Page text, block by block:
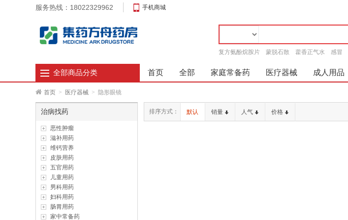
服务热线：18022329962 手机商城
复方氨酚烷胺片 蒙脱石散 藿香正气水 感冒
全部商品分类 首页 全部 家庭常备药 医疗器械 成人用品
首页 > 医疗器械 > 隐形眼镜
治病找药
恶性肿瘤
滋补用药
维钙营养
皮肤用药
五官用药
儿童用药
男科用药
妇科用药
肠胃用药
家中常备药
排序方式： 默认 销量 人气 价格